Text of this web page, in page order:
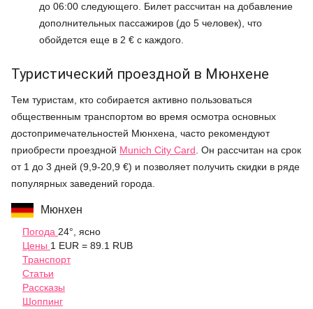
до 06:00 следующего. Билет рассчитан на добавление
дополнительных пассажиров (до 5 человек), что
обойдется еще в 2 € с каждого.
Туристический проездной в Мюнхене
Тем туристам, кто собирается активно пользоваться
общественным транспортом во время осмотра основных
достопримечательностей Мюнхена, часто рекомендуют
приобрести проездной Munich City Card . Он рассчитан на срок
от 1 до 3 дней (9,9-20,9 €) и позволяет получить скидки в ряде
популярных заведений города.
Мюнхен
Погода 24°, ясно
Цены 1 EUR = 89.1 RUB
Транспорт
Статьи
Рассказы
Шоппинг